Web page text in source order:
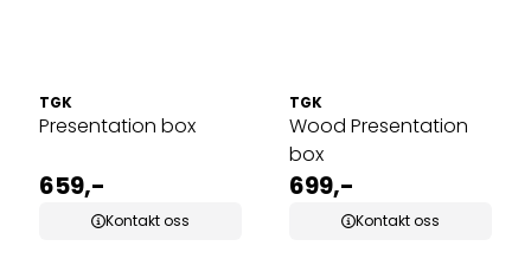
TGK
Presentation box
659,-
Kontakt oss
TGK
Wood Presentation
box
699,-
Kontakt oss